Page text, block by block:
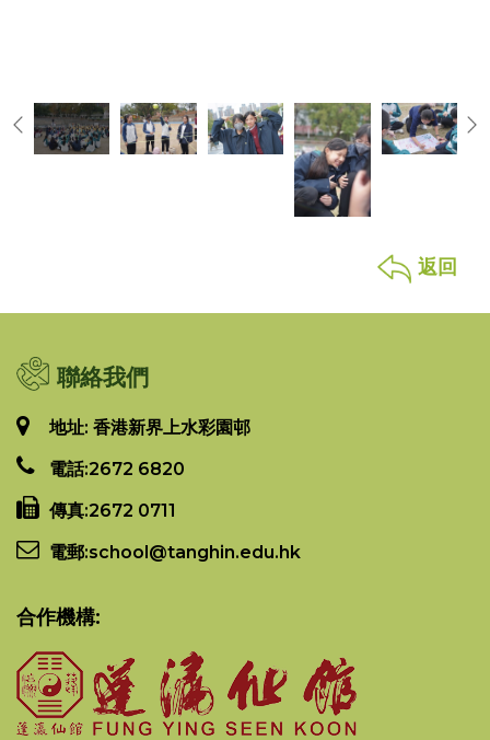
返回
聯絡我們
地址: 香港新界上水彩園邨
電話:2672 6820
傳真:2672 0711
電郵:school@tanghin.edu.hk
合作機構: